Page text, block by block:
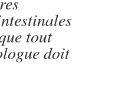
tout
doit